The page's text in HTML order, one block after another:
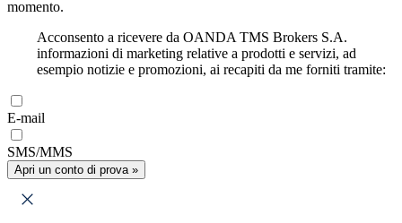
momento.
Acconsento a ricevere da OANDA TMS Brokers S.A.
informazioni di marketing relative a prodotti e servizi, ad
esempio notizie e promozioni, ai recapiti da me forniti tramite:
E-mail
SMS/MMS
Apri un conto di prova »